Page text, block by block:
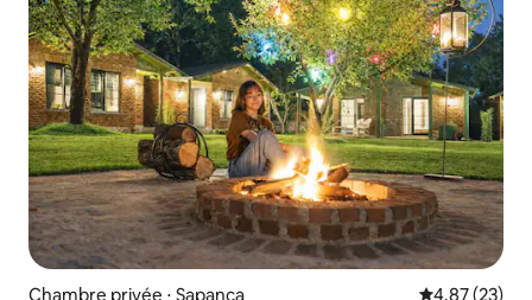
Chambre privée ⋅ Sapanca Évaluation
4,87 (23)